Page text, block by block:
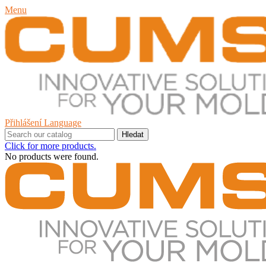
Menu
Přihlášení Language
Hledat
Click for more products.
No products were found.